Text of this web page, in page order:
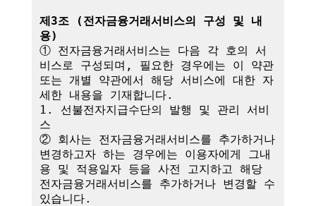
제3조 (전자금융거래서비스의 구성 및 내
용)
① 전자금융거래서비스는 다음 각 호의 서
비스로 구성되며, 필요한 경우에는 이 약관
또는 개별 약관에서 해당 서비스에 대한 자
세한 내용을 기재합니다.
1. 선불전자지급수단의 발행 및 관리 서비
스
② 회사는 전자금융거래서비스를 추가하거나
변경하고자 하는 경우에는 이용자에게 그내
용 및 적용일자 등을 사전 고지하고 해당
전자금융거래서비스를 추가하거나 변경할 수
있습니다.